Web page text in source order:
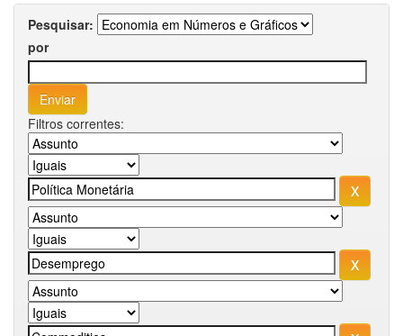
Pesquisar:
por
Filtros correntes: